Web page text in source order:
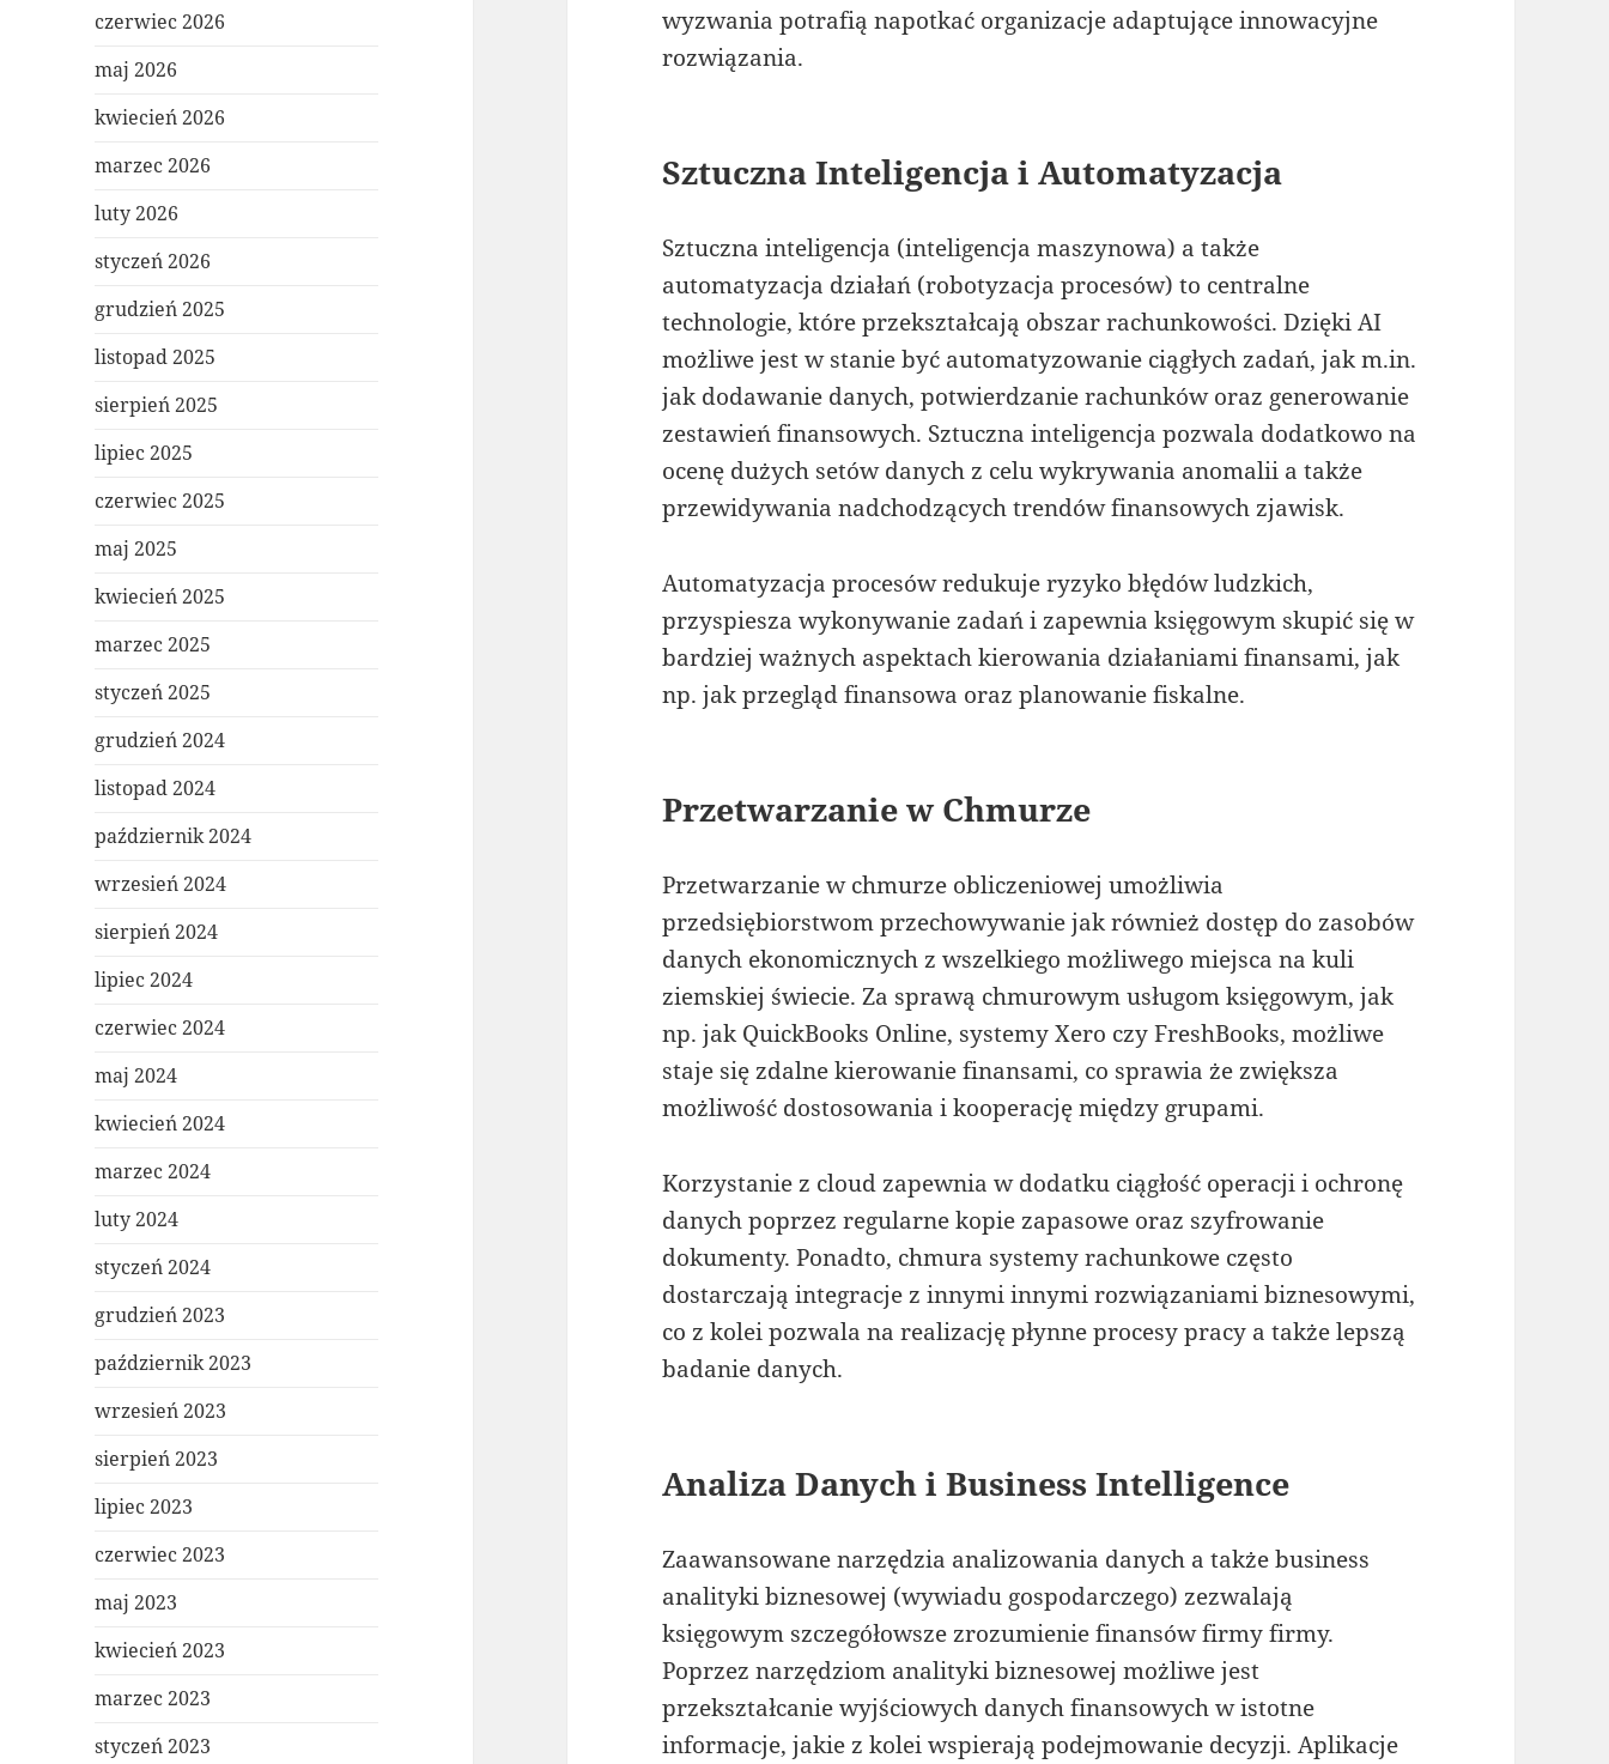
czerwiec 2026
maj 2026
kwiecień 2026
marzec 2026
luty 2026
styczeń 2026
grudzień 2025
listopad 2025
sierpień 2025
lipiec 2025
czerwiec 2025
maj 2025
kwiecień 2025
marzec 2025
styczeń 2025
grudzień 2024
listopad 2024
październik 2024
wrzesień 2024
sierpień 2024
lipiec 2024
czerwiec 2024
maj 2024
kwiecień 2024
marzec 2024
luty 2024
styczeń 2024
grudzień 2023
październik 2023
wrzesień 2023
sierpień 2023
lipiec 2023
czerwiec 2023
maj 2023
kwiecień 2023
marzec 2023
styczeń 2023
wyzwania potrafią napotkać organizacje adaptujące innowacyjne
rozwiązania.
Sztuczna Inteligencja i Automatyzacja
Sztuczna inteligencja (inteligencja maszynowa) a także
automatyzacja działań (robotyzacja procesów) to centralne
technologie, które przekształcają obszar rachunkowości. Dzięki AI
możliwe jest w stanie być automatyzowanie ciągłych zadań, jak m.in.
jak dodawanie danych, potwierdzanie rachunków oraz generowanie
zestawień finansowych. Sztuczna inteligencja pozwala dodatkowo na
ocenę dużych setów danych z celu wykrywania anomalii a także
przewidywania nadchodzących trendów finansowych zjawisk.
Automatyzacja procesów redukuje ryzyko błędów ludzkich,
przyspiesza wykonywanie zadań i zapewnia księgowym skupić się w
bardziej ważnych aspektach kierowania działaniami finansami, jak
np. jak przegląd finansowa oraz planowanie fiskalne.
Przetwarzanie w Chmurze
Przetwarzanie w chmurze obliczeniowej umożliwia
przedsiębiorstwom przechowywanie jak również dostęp do zasobów
danych ekonomicznych z wszelkiego możliwego miejsca na kuli
ziemskiej świecie. Za sprawą chmurowym usługom księgowym, jak
np. jak QuickBooks Online, systemy Xero czy FreshBooks, możliwe
staje się zdalne kierowanie finansami, co sprawia że zwiększa
możliwość dostosowania i kooperację między grupami.
Korzystanie z cloud zapewnia w dodatku ciągłość operacji i ochronę
danych poprzez regularne kopie zapasowe oraz szyfrowanie
dokumenty. Ponadto, chmura systemy rachunkowe często
dostarczają integracje z innymi innymi rozwiązaniami biznesowymi,
co z kolei pozwala na realizację płynne procesy pracy a także lepszą
badanie danych.
Analiza Danych i Business Intelligence
Zaawansowane narzędzia analizowania danych a także business
analityki biznesowej (wywiadu gospodarczego) zezwalają
księgowym szczegółowsze zrozumienie finansów firmy firmy.
Poprzez narzędziom analityki biznesowej możliwe jest
przekształcanie wyjściowych danych finansowych w istotne
informacje, jakie z kolei wspierają podejmowanie decyzji. Aplikacje